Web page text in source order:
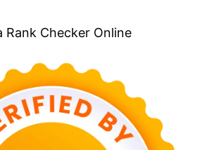
Rank Checker Online